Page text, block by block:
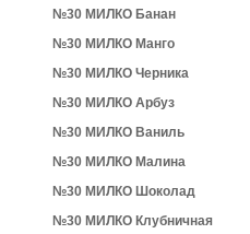
№30 МИЛКО Банан
№30 МИЛКО Манго
№30 МИЛКО Черника
№30 МИЛКО Арбуз
№30 МИЛКО Ваниль
№30 МИЛКО Малина
№30 МИЛКО Шоколад
№30 МИЛКО Клубничная